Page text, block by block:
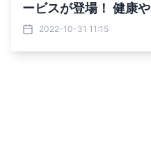
ービスが登場！ 健康
開や相談(有料)も可能
2022-10-31 11:15